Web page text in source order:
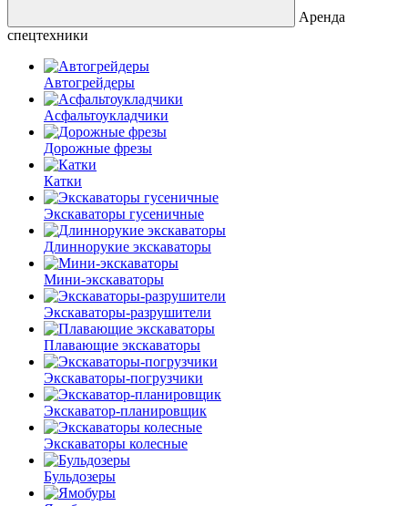
Аренда
спецтехники
Автогрейдеры
Асфальто­укладчики
Дорожные фрезы
Катки
Экскаваторы гусеничные
Длиннорукие экскаваторы
Мини-экскаваторы
Экскаваторы-разрушители
Плавающие экскаваторы
Экскаваторы-погрузчики
Экскаватор-планировщик
Экскаваторы колесные
Бульдозеры